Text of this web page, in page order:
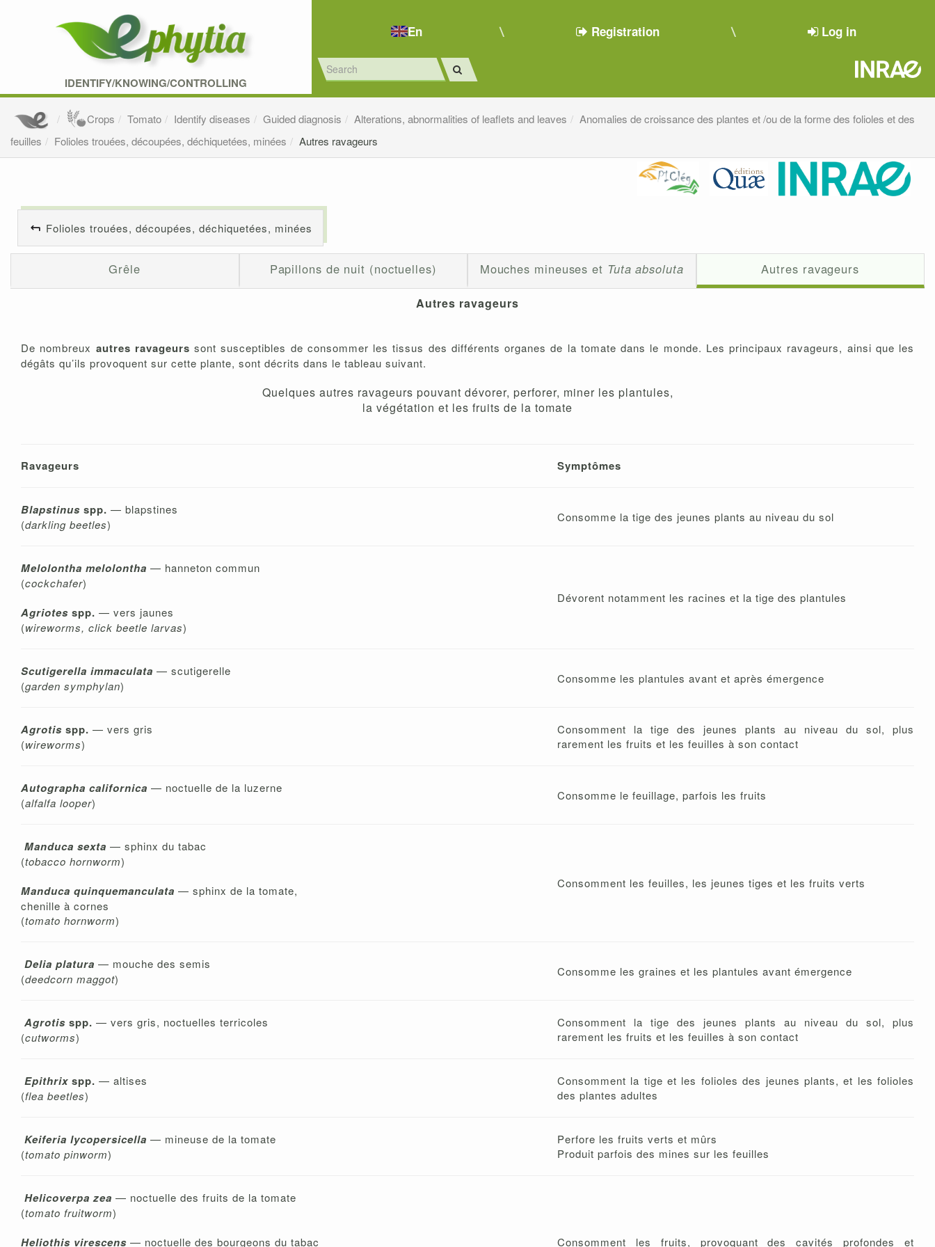
IDENTIFY/KNOWING/CONTROLLING
En Registration Log in
Crops Tomato Identify diseases Guided diagnosis Alterations, abnormalities of leaflets and leaves
Anomalies de croissance des plantes et /ou de la forme des folioles et des
feuilles
Folioles trouées, découpées, déchiquetées, minées Autres ravageurs
Folioles trouées, découpées, déchiquetées, minées
Grêle Papillons de nuit (noctuelles) Mouches mineuses et Tuta absoluta Autres ravageurs
Autres ravageurs
De nombreux autres ravageurs sont susceptibles de consommer les tissus des différents organes de la tomate dans le monde. Les principaux ravageurs, ainsi que les
dégâts qu’ils provoquent sur cette plante, sont décrits dans le tableau suivant.
Quelques autres ravageurs pouvant dévorer, perforer, miner les plantules,
la végétation et les fruits de la tomate
Ravageurs Symptômes
Blapstinus spp. — blapstines
(darkling beetles)
Consomme la tige des jeunes plants au niveau du sol
Melolontha melolontha — hanneton commun
(cockchafer)
Agriotes spp. — vers jaunes
(wireworms, click beetle larvas)
Dévorent notamment les racines et la tige des plantules
Scutigerella immaculata — scutigerelle
(garden symphylan)
Consomme les plantules avant et après émergence
Agrotis spp. — vers gris
(wireworms)
Consomment la tige des jeunes plants au niveau du sol, plus
rarement les fruits et les feuilles à son contact
Autographa californica — noctuelle de la luzerne
(alfalfa looper)
Consomme le feuillage, parfois les fruits
Manduca sexta — sphinx du tabac
(tobacco hornworm)
Manduca quinquemanculata — sphinx de la tomate,
chenille à cornes
(tomato hornworm)
Consomment les feuilles, les jeunes tiges et les fruits verts
Delia platura — mouche des semis
(deedcorn maggot)
Consomme les graines et les plantules avant émergence
Agrotis spp. — vers gris, noctuelles terricoles
(cutworms)
Consomment la tige des jeunes plants au niveau du sol, plus
rarement les fruits et les feuilles à son contact
Epithrix spp. — altises
(flea beetles)
Consomment la tige et les folioles des jeunes plants, et les folioles
des plantes adultes
Keiferia lycopersicella — mineuse de la tomate
(tomato pinworm)
Perfore les fruits verts et mûrs
Produit parfois des mines sur les feuilles
Helicoverpa zea — noctuelle des fruits de la tomate
(tomato fruitworm)
Heliothis virescens — noctuelle des bourgeons du tabac Consomment les fruits, provoquant des cavités profondes et